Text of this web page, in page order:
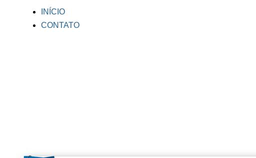
INÍCIO
CONTATO